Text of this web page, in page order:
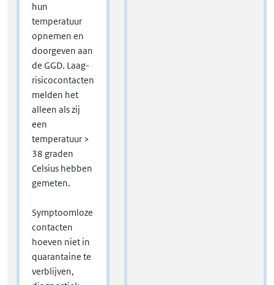
hun
temperatuur
opnemen en
doorgeven aan
de GGD. Laag-
risicocontacten
melden het
alleen als zij
een
temperatuur >
38 graden
Celsius hebben
gemeten.
Symptoomloze
contacten
hoeven niet in
quarantaine te
verblijven,